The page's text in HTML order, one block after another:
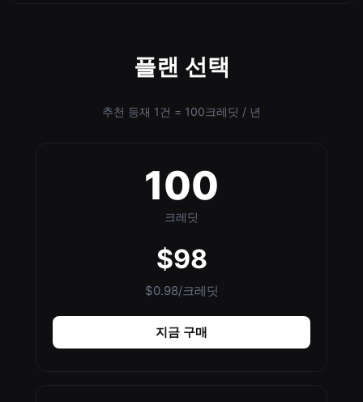
플랜 선택
추천 등재 1건 = 100크레딧 / 년
100
크레딧
$98
$0.98/크레딧
지금 구매